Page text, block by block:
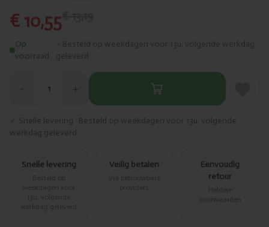
€ 10,55
Op
voorraad
– Besteld op weekdagen voor 13u, volgende werkdag
geleverd
− 1 +
✓ Snelle levering · Besteld op weekdagen voor 13u, volgende
werkdag geleverd
Snelle levering
Besteld op
weekdagen voor
13u, volgende
werkdag geleverd
Veilig betalen
Via betrouwbare
providers
Eenvoudig
retour
Heldere
voorwaarden